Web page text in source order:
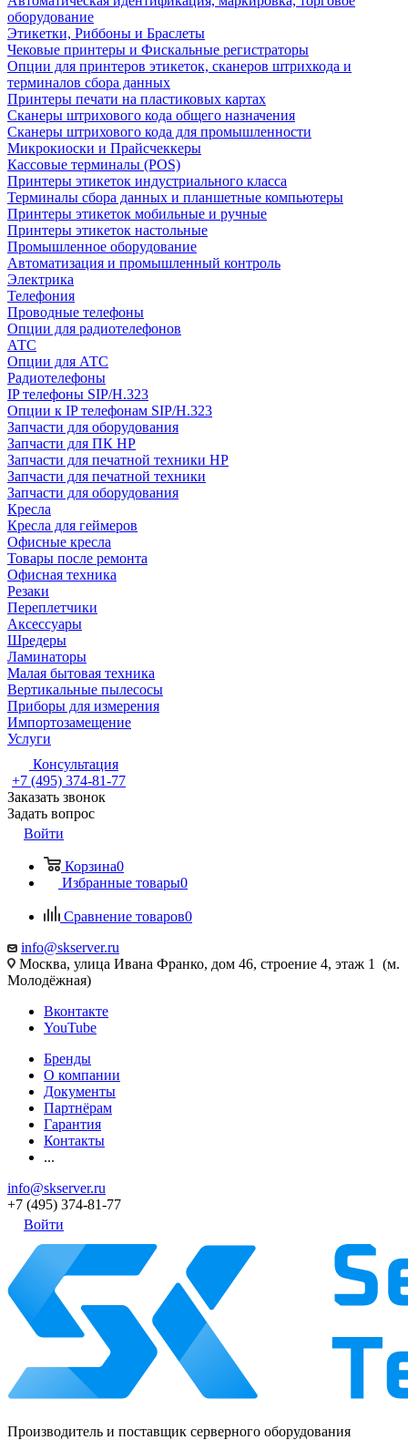
оборудование
Этикетки, Риббоны и Браслеты
Чековые принтеры и Фискальные регистраторы
Опции для принтеров этикеток, сканеров штрихкода и
терминалов сбора данных
Принтеры печати на пластиковых картах
Сканеры штрихового кода общего назначения
Сканеры штрихового кода для промышленности
Микрокиоски и Прайсчеккеры
Кассовые терминалы (POS)
Принтеры этикеток индустриального класса
Терминалы сбора данных и планшетные компьютеры
Принтеры этикеток мобильные и ручные
Принтеры этикеток настольные
Промышленное оборудование
Автоматизация и промышленный контроль
Электрика
Телефония
Проводные телефоны
Опции для радиотелефонов
АТС
Опции для АТС
Радиотелефоны
IP телефоны SIP/H.323
Опции к IP телефонам SIP/H.323
Запчасти для оборудования
Запчасти для ПК HP
Запчасти для печатной техники HP
Запчасти для печатной техники
Запчасти для оборудования
Кресла
Кресла для геймеров
Офисные кресла
Товары после ремонта
Офисная техника
Резаки
Переплетчики
Аксессуары
Шредеры
Ламинаторы
Малая бытовая техника
Вертикальные пылесосы
Приборы для измерения
Импортозамещение
Услуги
Консультация
+7 (495) 374-81-77
Заказать звонок
Задать вопрос
Войти
Корзина0
Избранные товары0
Сравнение товаров0
info@skserver.ru
Москва, улица Ивана Франко, дом 46, строение 4, этаж 1 (м.
Молодёжная)
Вконтакте
YouTube
Бренды
О компании
Документы
Партнёрам
Гарантия
Контакты
...
info@skserver.ru
+7 (495) 374-81-77
Войти
Производитель и поставщик серверного оборудования